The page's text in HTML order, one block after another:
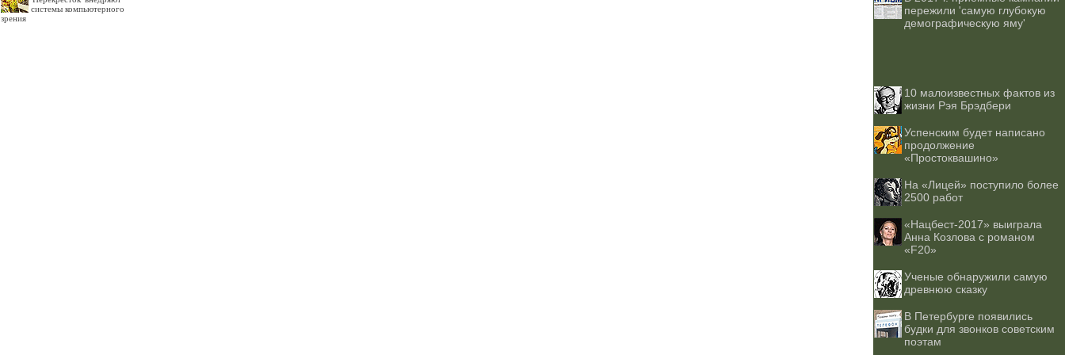
системы компьютерного
зрения
пережили 'самую глубокую
демографическую яму'
10 малоизвестных фактов из
жизни Рэя Брэдбери
Успенским будет написано
продолжение
«Простоквашино»
На «Лицей» поступило более
2500 работ
«Нацбест-2017» выиграла
Анна Козлова с романом
«F20»
Ученые обнаружили самую
древнюю сказку
В Петербурге появились
будки для звонков советским
поэтам